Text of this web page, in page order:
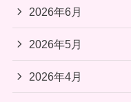
2026年6月
2026年5月
2026年4月